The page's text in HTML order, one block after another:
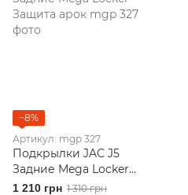
−8%
Артикул: mgp 327
Подкрылки JAC J5
Задние Mega Locker
Защита арок
1 210 грн 1 310 грн